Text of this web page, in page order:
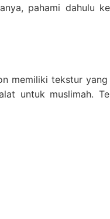
pahami dahulu
memiliki tekstur
untuk muslimah.